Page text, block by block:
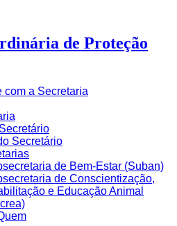
de Proteção
com a Secretaria
Secretário
de Bem-Estar (Suban)
de Conscientização,
e Educação Animal